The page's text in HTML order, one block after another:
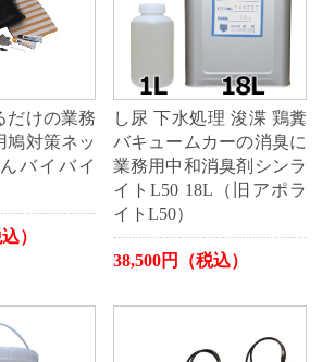
だけの業務
鳩対策ネッ
バイバイ
）
し尿 下水処理 浚渫 鶏糞
バキュームカーの消臭に
業務用中和消臭剤シンラ
イトL50 18L（旧アポラ
イトL50）
38,500円（税込）